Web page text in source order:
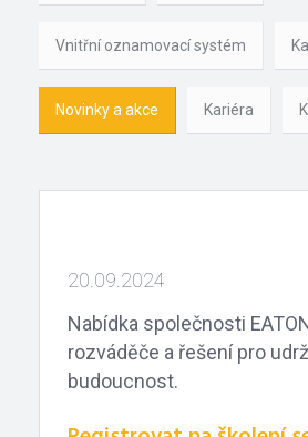
Vnitřní oznamovací systém
Novinky a akce Kariéra
20.09.2024
Nabídka společnosti
rozváděče a řešení pro
budoucnost.